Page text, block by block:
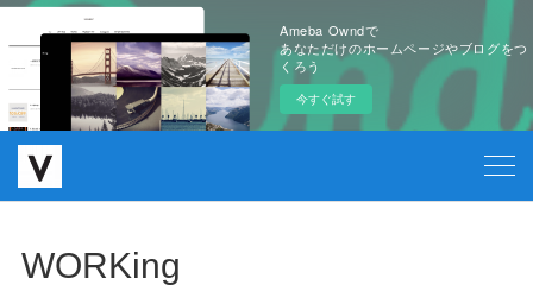
Ameba Owndで
あなただけのホームページやブログをつ
くろう
今すぐ試す
WORKing